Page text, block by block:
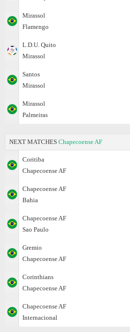
Mirassol
Flamengo
L.D.U. Quito
Mirassol
Santos
Mirassol
Mirassol
Palmeiras
NEXT MATCHES Chapecoense AF
Coritiba
Chapecoense AF
Chapecoense AF
Bahia
Chapecoense AF
Sao Paulo
Gremio
Chapecoense AF
Corinthians
Chapecoense AF
Chapecoense AF
Internacional